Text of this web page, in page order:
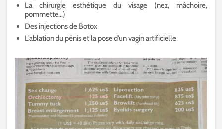
La chirurgie esthétique du visage (nez, mâchoire,
pommette…)
Des injections de Botox
L’ablation du pénis et la pose d’un vagin artificielle